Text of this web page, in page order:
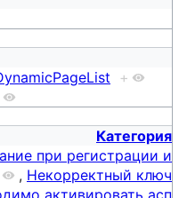
+
Категория
при регистрации и
, Некорректный ключ
активировать асп